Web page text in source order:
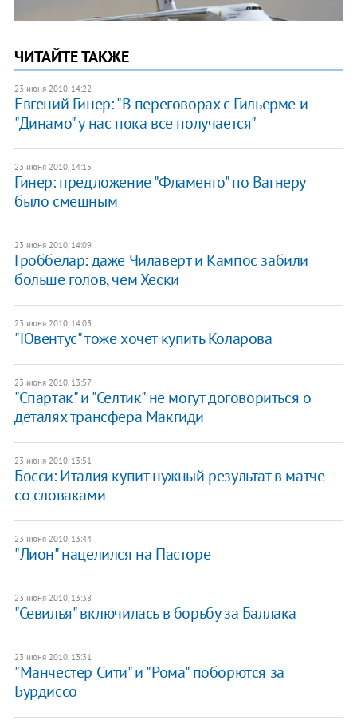
ЧИТАЙТЕ ТАКЖЕ
23 июня 2010, 14:22
Евгений Гинер: "В переговорах с Гильерме и
"Динамо" у нас пока все получается"
23 июня 2010, 14:15
Гинер: предложение "Фламенго" по Вагнеру
было смешным
23 июня 2010, 14:09
Гроббелар: даже Чилаверт и Кампос забили
больше голов, чем Хески
23 июня 2010, 14:03
"Ювентус" тоже хочет купить Коларова
23 июня 2010, 13:57
"Спартак" и "Селтик" не могут договориться о
деталях трансфера Макгиди
23 июня 2010, 13:51
Босси: Италия купит нужный результат в матче
со словаками
23 июня 2010, 13:44
"Лион" нацелился на Пасторе
23 июня 2010, 13:38
"Севилья" включилась в борьбу за Баллака
23 июня 2010, 13:31
"Манчестер Сити" и "Рома" поборются за
Бурдиссо